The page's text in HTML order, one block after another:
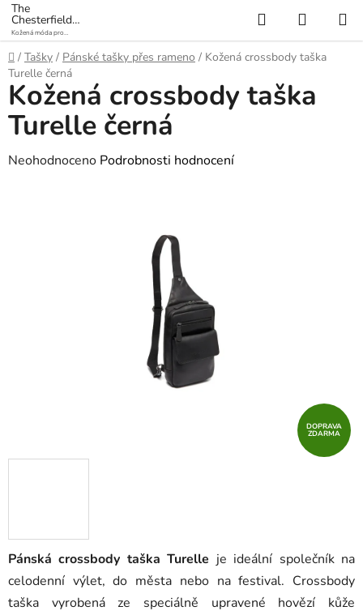
Přejít
na
obsah
The
Chesterfield
Brand
Kožená móda pro
každý den
Hledat
KOŠÍK
Domů
/ Tašky / Pánské tašky přes rameno / Kožená crossbody taška
Turelle černá
Pánská crossbody taška Turelle je ideální společník na
celodenní výlet, do města nebo na festival. Crossbody
taška vyrobená ze speciálně upravené hovězí kůže
Kožená crossbody taška
Turelle černá
Průměrné
Neohodnoceno Podrobnosti hodnocení
DOPRAVA
ZDARMA